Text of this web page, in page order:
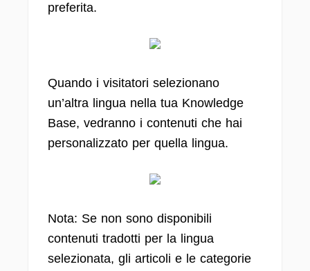
preferita.
Quando i visitatori selezionano
un’altra lingua nella tua Knowledge
Base, vedranno i contenuti che hai
personalizzato per quella lingua.
Nota: Se non sono disponibili
contenuti tradotti per la lingua
selezionata, gli articoli e le categorie